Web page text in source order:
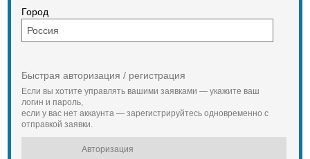
Город
Быстрая авторизация / регистрация
Если вы хотите управлять вашими заявками — укажите ваш
логин и пароль,
если у вас нет аккаунта — зарегистрируйтесь одновременно с
отправкой заявки.
Авторизация